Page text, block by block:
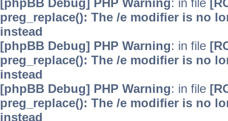
[phpBB Debug] PHP Warning: in file
preg_replace(): The /e modifier is no
instead
[phpBB Debug] PHP Warning: in file
preg_replace(): The /e modifier is no
instead
[phpBB Debug] PHP Warning: in file
preg_replace(): The /e modifier is no
instead